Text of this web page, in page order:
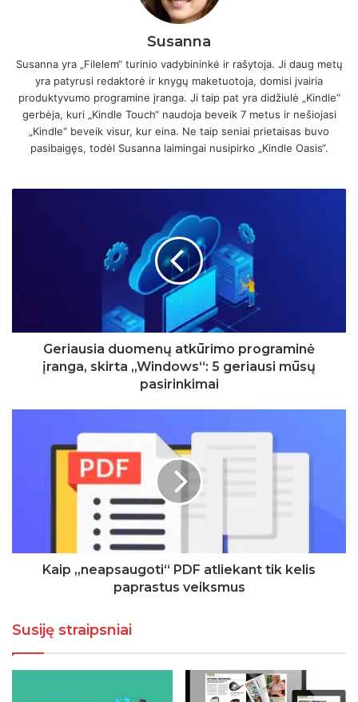
Susanna
Susanna yra „Filelem“ turinio vadybininkė ir rašytoja. Ji daug metų
yra patyrusi redaktorė ir knygų maketuotoja, domisi įvairia
produktyvumo programine įranga. Ji taip pat yra didžiulė „Kindle“
gerbėja, kuri „Kindle Touch“ naudoja beveik 7 metus ir nešiojasi
„Kindle“ beveik visur, kur eina. Ne taip seniai prietaisas buvo
pasibaigęs, todėl Susanna laimingai nusipirko „Kindle Oasis“.
Geriausia duomenų atkūrimo programinė
įranga, skirta „Windows“: 5 geriausi mūsų
pasirinkimai
Kaip „neapsaugoti“ PDF atliekant tik kelis
paprastus veiksmus
Susiję straipsniai